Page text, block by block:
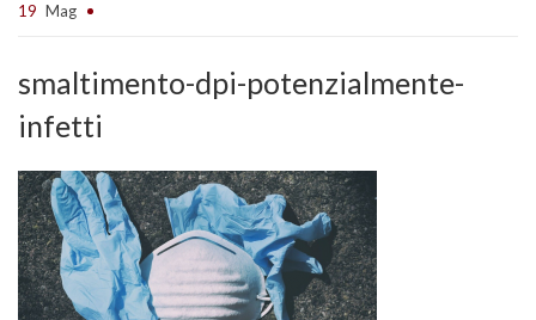
19 Mag
smaltimento-dpi-potenzialmente-
infetti